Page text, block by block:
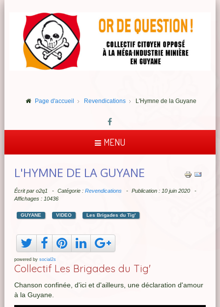
Page d'accueil Revendications L'Hymne de la Guyane
MENU
L'HYMNE DE LA GUYANE
Écrit par o2q1 Catégorie : Revendications
Publication : 10 juin 2020
Affichages : 10436
GUYANE VIDEO Les Brigades du Tig'
powered by social2s
Collectif Les Brigades du Tig'
Chanson confinée, d'ici et d'ailleurs, une déclaration d'amour
à la Guyane.